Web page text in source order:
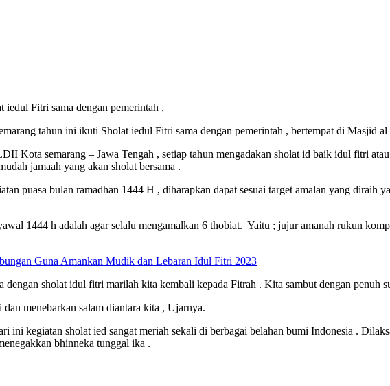
tahun ini ikuti Sholat iedul Fitri sama dengan pemerintah , bertempat di Masjid
Kota semarang – Jawa Tengah , setiap tahun mengadakan sholat id baik idul fitri
jamaah yang akan sholat bersama .
puasa bulan ramadhan 1444 H , diharapkan dapat sesuai target amalan yang diraih
1444 h adalah agar selalu mengamalkan 6 thobiat. Yaitu ; jujur amanah rukun
Guna Amankan Mudik dan Lebaran Idul Fitri 2023
sholat idul fitri marilah kita kembali kepada Fitrah . Kita sambut dengan penuh
menebarkan salam diantara kita , Ujarnya.
ini kegiatan sholat ied sangat meriah sekali di berbagai belahan bumi Indonesia .
bhinneka tunggal ika .